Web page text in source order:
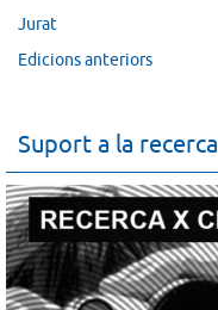
Jurat
Edicions anteriors
Suport a la recerca